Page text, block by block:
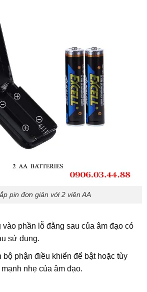
pin đơn giản với 2 viên AA
vào phần lỗ đằng sau của âm đạo có
sử dụng.
bộ phận điều khiển để bật hoặc tùy
nhẹ của âm đạo.